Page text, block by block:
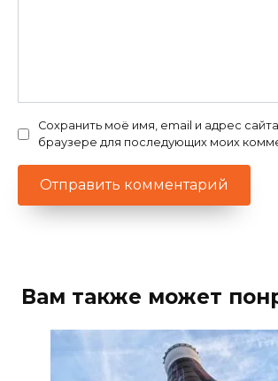
Сохранить моё имя, email и адрес
браузере для последующих моих
Вам также может